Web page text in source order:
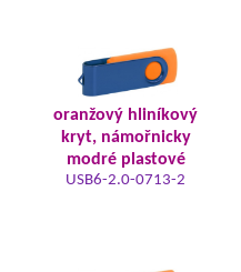
oranžový hliníkový
kryt, námořnicky
modré plastové
USB6-2.0-0713-2